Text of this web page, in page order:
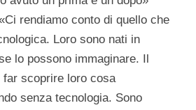
rendiamo conto di quello che
Loro sono nati in
lo possono immaginare. Il
scoprire loro cosa
senza tecnologia. Sono